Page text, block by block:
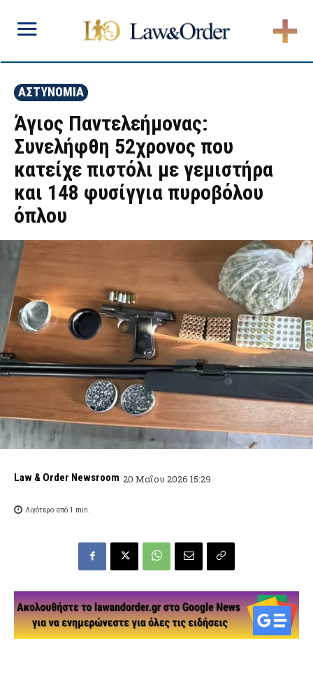
ΑΣΤΥΝΟΜΙΑ
Άγιος Παντελεήμονας:
Συνελήφθη 52χρονος που
κατείχε πιστόλι με γεμιστήρα
και 148 φυσίγγια πυροβόλου
όπλου
Law & Order Newsroom 20 Μαΐου 2026 15:29
Λιγότερο από 1 min.